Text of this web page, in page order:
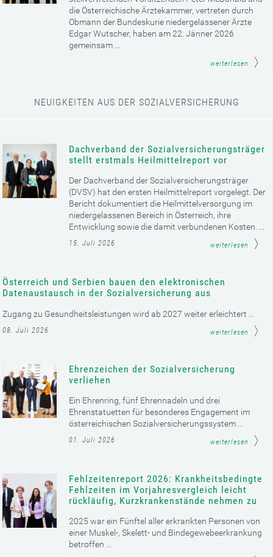
die Österreichische Ärztekammer, vertreten durch
Obmann der Bundeskurie niedergelassener Ärzte
Edgar Wutscher, haben am 22. Jänner 2026
gemeinsam ...
weiterlesen
NEUIGKEITEN AUS DER SOZIALVERSICHERUNG
Dachverband der Sozialversicherungsträger
stellt erstmals Heilmittelreport vor
Der Dachverband der Sozialversicherungsträger
(DVSV) hat den ersten Heilmittelreport vorgelegt. Der
Bericht dokumentiert die Heilmittelversorgung im
niedergelassenen Bereich in Österreich, ihre
Entwicklung sowie die damit verbundenen Kosten. ...
15. Juli 2026 weiterlesen
Österreich und Serbien bauen den elektronischen
Datenaustausch in der Sozialversicherung aus
Zugang zu Gesundheitsleistungen wird ab 2027 weiter erleichtert ...
08. Juli 2026 weiterlesen
Ehrenzeichen der Sozialversicherung
verliehen
Ein Ehrenring, fünf Ehrennadeln und drei
Ehrenstatuetten für besonderes Engagement im
österreichischen Sozialversicherungssystem ...
01. Juli 2026 weiterlesen
Fehlzeitenreport 2026: Krankheitsbedingte
Fehlzeiten im Vorjahresvergleich leicht
rückläufig, Kurzkrankenstände nehmen zu
2025 war ein Fünftel aller erkrankten Personen von
einer Muskel-, Skelett- und Bindegewebeerkrankung
betroffen ...